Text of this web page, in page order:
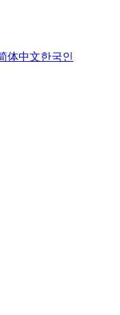
体中文한국인